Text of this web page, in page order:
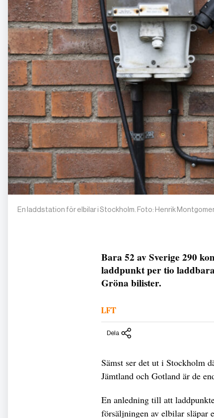
En laddstation för elbilar i Stockholm. Foto: Henrik
Bara 52 av Sverige 290
laddpunkt per tio
Gröna bilister.
LFT
Dela
Sämst ser det ut i Stockholm
Jämtland och Gotland är de
En anledning till att
försäljningen av elbilar släpar